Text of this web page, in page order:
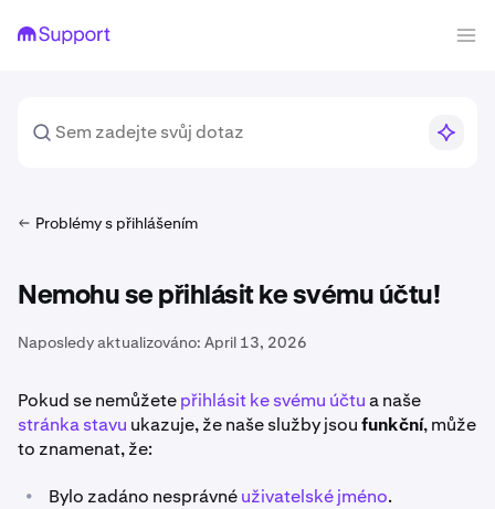
Problémy s přihlášením
Nemohu se přihlásit ke svému účtu!
Naposledy aktualizováno: April 13, 2026
Pokud se nemůžetepřihlásit ke svému účtua naše
stránka stavu ukazuje, že naše služby jsoufunkční, může
to znamenat, že:
• Bylo zadáno nesprávnéuživatelské jméno.